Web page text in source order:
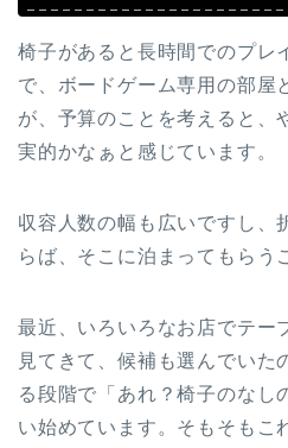
椅子があると長時間でのプレ
で、ボードゲーム専用の部屋
が、予算のことを考えると、
実的かなぁと感じています。
収容人数の幅も広いですし、
らば、そこに泊まってもらう
最近、いろいろなお店でテー
見てきて、候補も選んでいた
る段階で「あれ？椅子のなし
い始めています。そもそもこ